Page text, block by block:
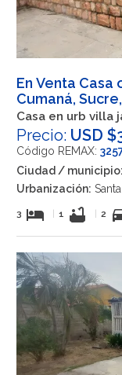
En Venta Casa
Cumaná,
Casa en urb villa
Precio: USD
Código REMAX:
Ciudad / municipio:
Urbanización:
3 hotel 1 bathtub 2